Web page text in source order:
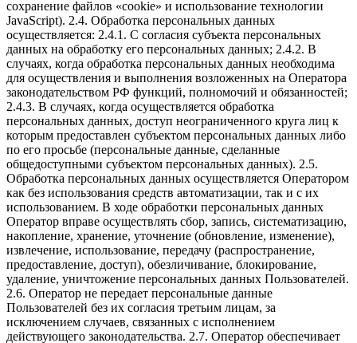
сохранение файлов «cookie» и использование технологии
JavaScript). 2.4. Обработка персональных данных
осуществляется: 2.4.1. С согласия субъекта персональных
данных на обработку его персональных данных; 2.4.2. В
случаях, когда обработка персональных данных необходима
для осуществления и выполнения возложенных на Оператора
законодательством РФ функций, полномочий и обязанностей;
2.4.3. В случаях, когда осуществляется обработка
персональных данных, доступ неограниченного круга лиц к
которым предоставлен субъектом персональных данных либо
по его просьбе (персональные данные, сделанные
общедоступными субъектом персональных данных). 2.5.
Обработка персональных данных осуществляется Оператором
как без использования средств автоматизации, так и с их
использованием. В ходе обработки персональных данных
Оператор вправе осуществлять сбор, запись, систематизацию,
накопление, хранение, уточнение (обновление, изменение),
извлечение, использование, передачу (распространение,
предоставление, доступ), обезличивание, блокирование,
удаление, уничтожение персональных данных Пользователей.
2.6. Оператор не передает персональные данные
Пользователей без их согласия третьим лицам, за
исключением случаев, связанных с исполнением
действующего законодательства. 2.7. Оператор обеспечивает